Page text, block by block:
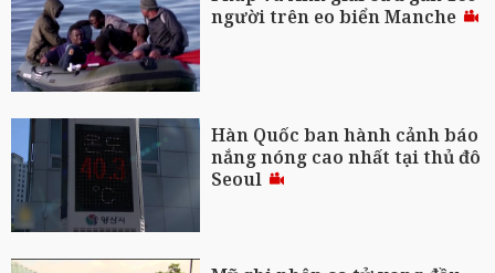
người trên eo biển Manche
Hàn Quốc ban hành cảnh báo
nắng nóng cao nhất tại thủ đô
Seoul